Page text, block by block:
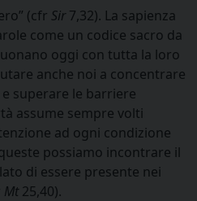
(cfr Sir7,32). La sapienza
come un codice sacro da
oggi con tutta la loro
anche noi a concentrare
e superare le barriere
assume sempre volti
ad ogni condizione
possiamo incontrare il
di essere presente nei
Mt25,40).